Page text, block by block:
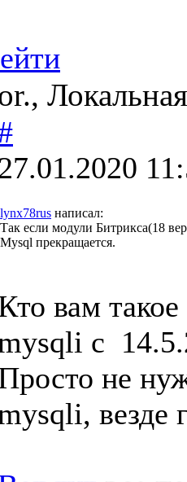
lynx78rus написал:
Так если модули Битрикса(18
Mysql прекращается.
вам
с
не
везде